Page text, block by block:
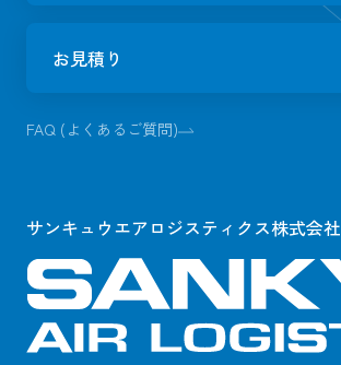
お見積り
FAQ (よくあるご質問)
サンキュウエアロジスティクス株式会社